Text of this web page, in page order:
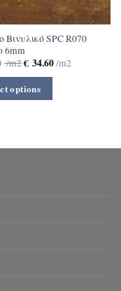
Βινυλικό SPC R070
6mm
/m2€34.60/m2
options